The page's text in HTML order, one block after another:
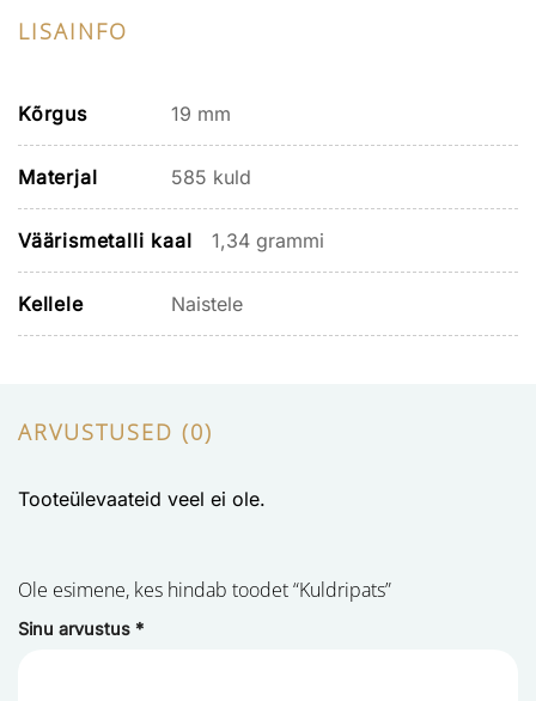
LISAINFO
Kõrgus 19 mm
Materjal 585 kuld
Väärismetalli kaal 1,34 grammi
Kellele Naistele
ARVUSTUSED (0)
Tooteülevaateid veel ei ole.
Ole esimene, kes hindab toodet “Kuldripats”
Sinu arvustus *